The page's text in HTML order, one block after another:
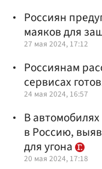
Россиян
маяков для
27 мая 2024, 17:12
Россиянам
сервисах
24 мая 2024, 16:57
В
в Россию,
для угона
20 мая 2024, 17:18